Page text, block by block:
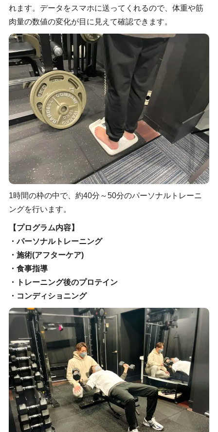
れます。データをスマホに送ってくれるので、体重や筋
肉量の数値の変化が目に見えて確認できます。
1時間の枠の中で、約40分～50分のパーソナルトレーニ
ングを行います。
【プログラム内容】
・パーソナルトレーニング
・施術(アフターケア)
・食事指導
・トレーニング後のプロテイン
・コンディショニング